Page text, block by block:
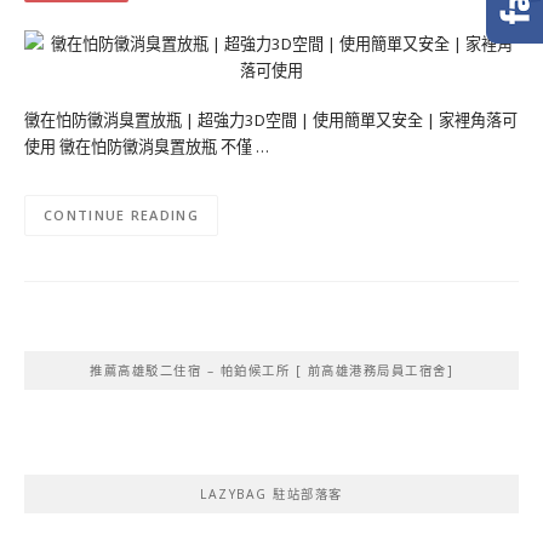
黴在怕防黴消臭置放瓶 | 超強力3D空間 | 使用簡單又安全 | 家裡角落可
使用 黴在怕防黴消臭置放瓶 不僅 …
CONTINUE READING
推薦高雄駁二住宿 – 帕鉑候工所 [ 前高雄港務局員工宿舍]
LAZYBAG 駐站部落客